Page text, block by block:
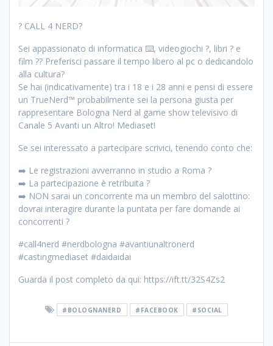
? CALL 4 NERD?
Sei appassionato di informatica ⌨️, videogiochi ?, libri ? e
film ?? Preferisci passare il tempo libero al pc o dedicandolo
alla cultura?
Se hai (indicativamente) tra i 18 e i 28 anni e pensi di essere
un TrueNerd™️ probabilmente sei la persona giusta per
rappresentare Bologna Nerd al game show televisivo di
Canale 5 Avanti un Altro! Mediaset!
Se sei interessato a partecipare scrivici, tenendo conto che:
➡️ Le registrazioni avverranno in studio a Roma ?
➡️ La partecipazione è retribuita ?
➡️ NON sarai un concorrente ma un membro del salottino:
dovrai interagire durante la puntata per fare domande ai
concorrenti ?
#call4nerd #nerdbologna #avantiunaltronerd
#castingmediaset #daidaidai
Guarda il post completo da qui: https://ift.tt/32S4Zs2
#BOLOGNANERD #FACEBOOK #SOCIAL